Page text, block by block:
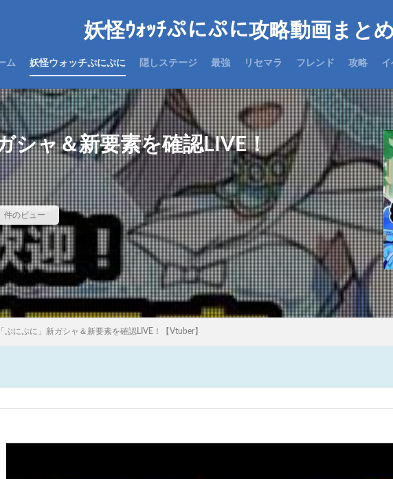
妖怪ｳｫｯﾁぷにぷに攻略動画まとめ
ム 妖怪ウォッチぷにぷに 隠しステージ 最強 リセマラ フレンド 攻略 イ
シャ＆新要素を確認LIVE！
件のビュー
「ぷにぷに」新ガシャ＆新要素を確認LIVE！【Vtuber】